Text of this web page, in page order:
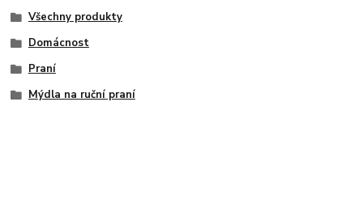
Všechny produkty
Domácnost
Praní
Mýdla na ruční praní